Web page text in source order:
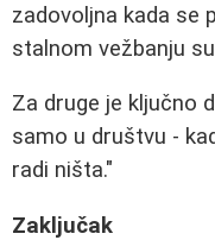
zadovoljna kada se
stalnom vežbanju
Za druge je ključno
samo u društvu -
radi ništa."
Zaključak